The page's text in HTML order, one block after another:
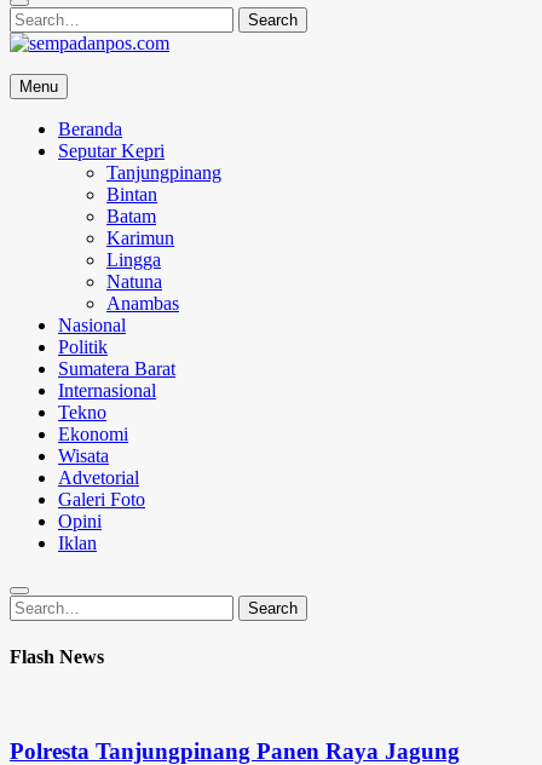
Search
for:
Search
sempadanpos.com
Menyampaikan Berita Dengan Analisa
Menu
Beranda
Seputar Kepri
Tanjungpinang
Bintan
Batam
Karimun
Lingga
Natuna
Anambas
Nasional
Politik
Sumatera Barat
Internasional
Tekno
Ekonomi
Wisata
Advetorial
Galeri Foto
Opini
Iklan
Search
for:
Search
Flash News
Polresta Tanjungpinang Panen Raya Jagung